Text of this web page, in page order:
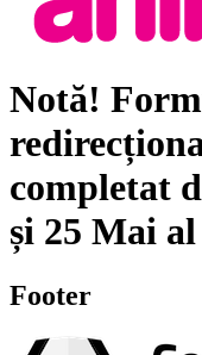
Notă!
completat
și 25 Mai
Footer